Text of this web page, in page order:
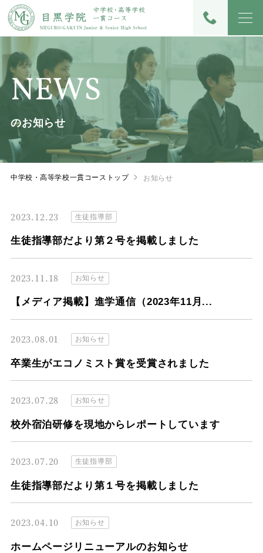
NEWS
のお知らせ
中学校・高等学校一貫コーストップ お知らせ
2023.12.23 生徒指導部
生徒指導部だより第２号を掲載しました
2023.11.18 お知らせ
【メディア掲載】進学通信（2023年11月...
2023.08.01 お知らせ
卒業生がエコノミスト賞を受賞されました
2023.07.28 お知らせ
校外宿泊研修を現地からレポートしています
2023.07.20 生徒指導部
生徒指導部だより第１号を掲載しました
2023.04.10 お知らせ
ホームページリニューアルのお知らせ